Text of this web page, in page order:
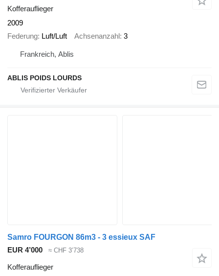
Kofferauflieger
2009
Federung Luft/Luft Achsenanzahl 3
Frankreich, Ablis
ABLIS POIDS LOURDS
Samro FOURGON 86m3 - 3 essieux SAF
EUR 4’000
≈ CHF 3’738
Kofferauflieger